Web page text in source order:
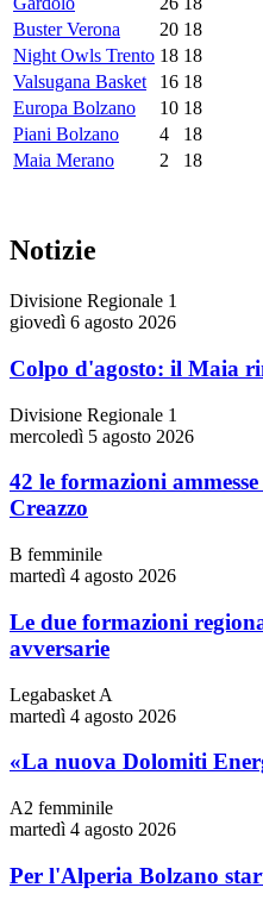
Buster Verona
20 18
Night Owls Trento 18 18
Valsugana Basket
16 18
Europa Bolzano
10 18
Piani Bolzano
4
18
Maia Merano
2 18
Notizie
Divisione Regionale 1
giovedì 6 agosto 2026
Colpo d'agosto: il Maia
Divisione Regionale 1
mercoledì 5 agosto 2026
42 le formazioni
Creazzo
B femminile
martedì 4 agosto 2026
Le due formazioni
avversarie
Legabasket A
martedì 4 agosto 2026
«La nuova Dolomiti
A2 femminile
martedì 4 agosto 2026
Per l'Alperia Bolzano